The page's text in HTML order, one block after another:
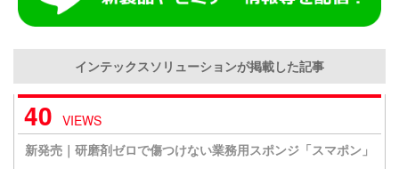
インテックスソリューションが掲載した記事
40 VIEWS
新発売｜研磨剤ゼロで傷つけない業務用スポンジ「スマポン」